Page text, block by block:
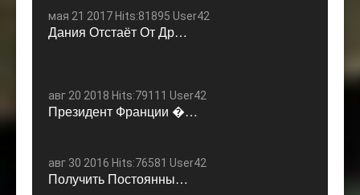
мая 21 2017 Hits:81895 User42
Дания Отстаёт От Др…
авг 20 2018 Hits:79111 User42
Президент Франции �…
авг 30 2016 Hits:76581 User42
Получить Постоянны…